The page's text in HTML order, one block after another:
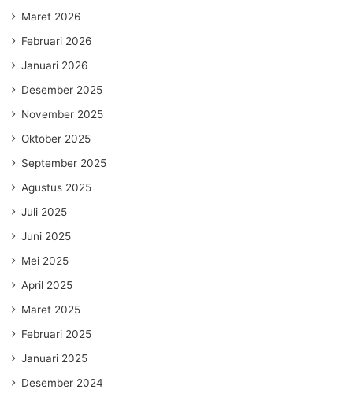
Maret 2026
Februari 2026
Januari 2026
Desember 2025
November 2025
Oktober 2025
September 2025
Agustus 2025
Juli 2025
Juni 2025
Mei 2025
April 2025
Maret 2025
Februari 2025
Januari 2025
Desember 2024